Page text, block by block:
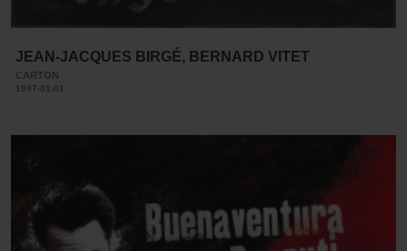
JEAN-JACQUES BIRGÉ, BERNARD VITET
CARTON
1997-01-01